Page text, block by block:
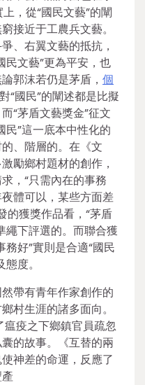
，從“國民文藝”的闡
接近于工農兵文藝。
、右翼文藝的抵抗，
民文藝”更為平安，也
郭沫若仍是茅盾， 個
“國民”的闡述都是比擬
“茅盾文藝獎金”征文
民”這一底本中性化的
、階層的。在《文
勵鄉村題材的創作，
，“只需內在的事務
體可以，某些方面差
的獲獎作品看，“茅盾
繩下評選的。而聯合獲
好”實則是合適“國民
度。
帶有青年作家創作的
村生涯的諸多面向。
瘟疫之下鄉鎮官員疏忽
的故事。《互替的兩
神差的命運，反應了